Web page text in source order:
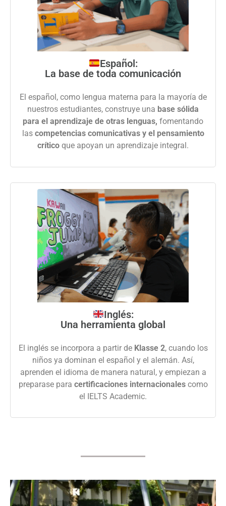
Español:
La base de toda comunicación
El español, como lengua materna para la mayoría de
nuestros estudiantes, construye una base sólida
para el aprendizaje de otras lenguas, fomentando
las competencias comunicativas y el pensamiento
crítico que apoyan un aprendizaje integral.
Inglés:
Una herramienta global
El inglés se incorpora a partir de Klasse 2, cuando los
niños ya dominan el español y el alemán. Así,
aprenden el idioma de manera natural, y empiezan a
preparase para certificaciones internacionalescomo
el IELTS Academic.